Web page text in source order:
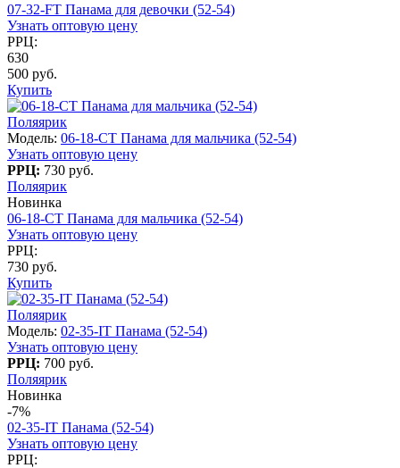
07-32-FT Панама для девочки (52-54)
Узнать оптовую цену
РРЦ:
630
500 руб.
Купить
Поляярик
Модель: 06-18-CT Панама для мальчика (52-54)
Узнать оптовую цену
РРЦ: 730 руб.
Поляярик
Новинка
06-18-CT Панама для мальчика (52-54)
Узнать оптовую цену
РРЦ:
730 руб.
Купить
Поляярик
Модель: 02-35-IT Панама (52-54)
Узнать оптовую цену
РРЦ: 700 руб.
Поляярик
Новинка
-7%
02-35-IT Панама (52-54)
Узнать оптовую цену
РРЦ: